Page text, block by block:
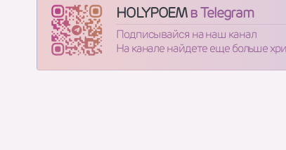
HOLYPOEMв Telegram
Подписывайся на наш канал
На канале найдете еще больше